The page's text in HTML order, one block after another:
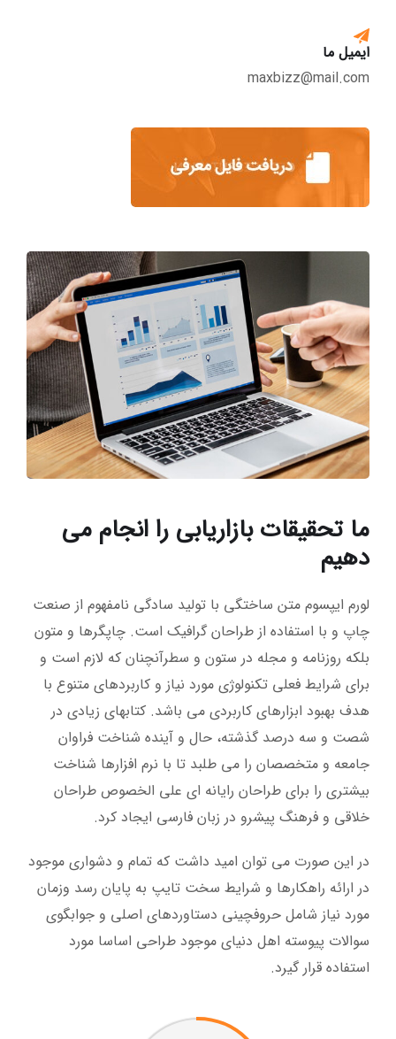
ما تحقیقات بازاریابی را انجام می
دهیم
لورم ایپسوم متن ساختگی با تولید سادگی نامفهوم از صنعت
چاپ و با استفاده از طراحان گرافیک است. چاپگرها و متون
بلکه روزنامه و مجله در ستون و سطرآنچنان که لازم است و
برای شرایط فعلی تکنولوژی مورد نیاز و کاربردهای متنوع با
هدف بهبود ابزارهای کاربردی می باشد. کتابهای زیادی در
شصت و سه درصد گذشته، حال و آینده شناخت فراوان
جامعه و متخصصان را می طلبد تا با نرم افزارها شناخت
بیشتری را برای طراحان رایانه ای علی الخصوص طراحان
خلاقی و فرهنگ پیشرو در زبان فارسی ایجاد کرد.
در این صورت می توان امید داشت که تمام و دشواری موجود
در ارائه راهکارها و شرایط سخت تایپ به پایان رسد وزمان
مورد نیاز شامل حروفچینی دستاوردهای اصلی و جوابگوی
سوالات پیوسته اهل دنیای موجود طراحی اساسا مورد
استفاده قرار گیرد.
ایمیل ما
maxbizz@mail.com